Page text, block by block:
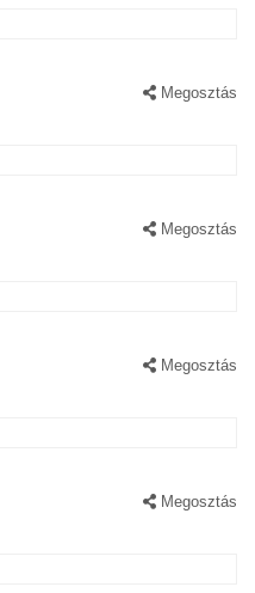
Megosztás
Megosztás
Megosztás
Megosztás